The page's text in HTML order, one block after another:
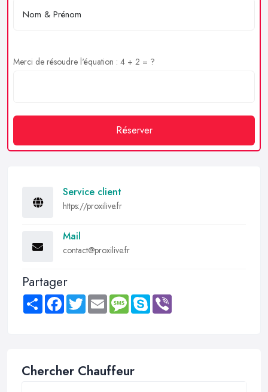
Merci de résoudre l'équation : 4 + 2 = ?
Réserver
Service client
https://proxilive.fr
Mail
contact@proxilive.fr
Partager
Share FacebookTwitter Email MessageSkype
Chercher Chauffeur